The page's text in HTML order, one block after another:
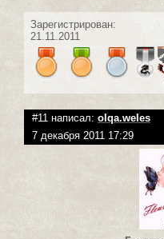
Зарегистрирован:
21.11.2011
#11 написал: olqa.weles
7 декабря 2011 17:29